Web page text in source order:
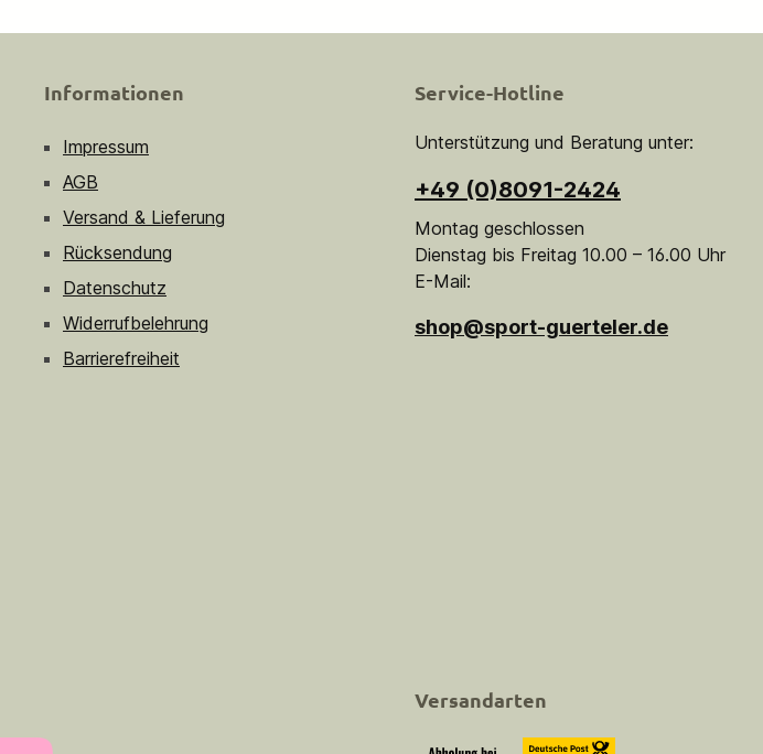
Informationen
Impressum
AGB
Versand & Lieferung
Rücksendung
Datenschutz
Widerrufbelehrung
Barrierefreiheit
Service-Hotline
Unterstützung und Beratung unter:
+49 (0)8091-2424
Montag geschlossen
Dienstag bis Freitag 10.00 – 16.00 Uhr
E-Mail:
shop@sport-guerteler.de
Versandarten